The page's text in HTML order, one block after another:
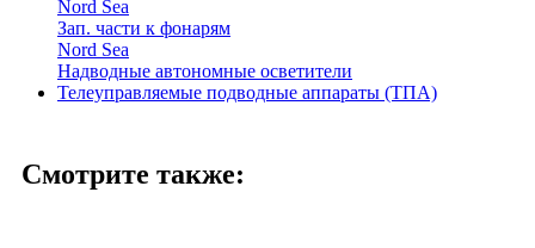
Nord Sea
Зап. части к фонарям
Nord Sea
Надводные автономные осветители
Телеуправляемые подводные аппараты (ТПА)
Смотрите также: